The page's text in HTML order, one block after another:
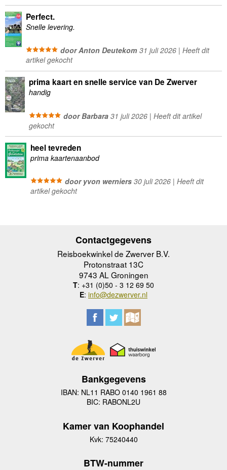
Perfect.
Snelle levering.
door Anton Deutekom31 juli 2026 | Heeft dit
artikel gekocht
prima kaart en snelle service van De Zwerver
handig
door Barbara31 juli 2026 | Heeft dit artikel
gekocht
heel tevreden
prima kaartenaanbod
door yvon werniers30 juli 2026 | Heeft dit
artikel gekocht
Contactgegevens
Reisboekwinkel de Zwerver B.V.
Protonstraat 13C
9743 AL Groningen
T: +31 (0)50 - 3 12 69 50
E: info@dezwerver.nl
Bankgegevens
IBAN: NL11 RABO 0140 1961 88
BIC: RABONL2U
Kamer van Koophandel
Kvk: 75240440
BTW-nummer